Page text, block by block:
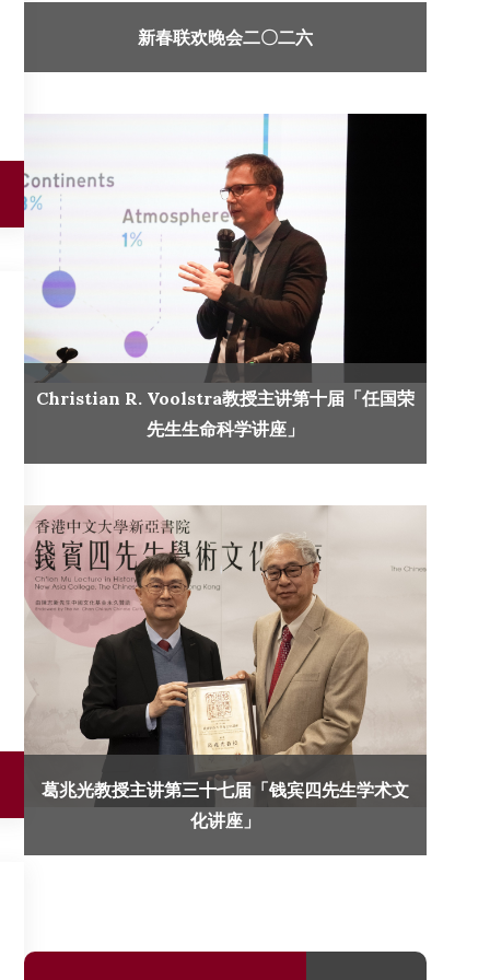
新春联欢晚会二〇二六
Christian R. Voolstra教授主讲第十届「任国荣
先生生命科学讲座」
葛兆光教授主讲第三十七届「钱宾四先生学术文
化讲座」